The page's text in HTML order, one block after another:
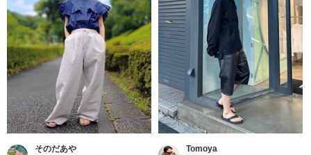
そのだあや
Tomoya